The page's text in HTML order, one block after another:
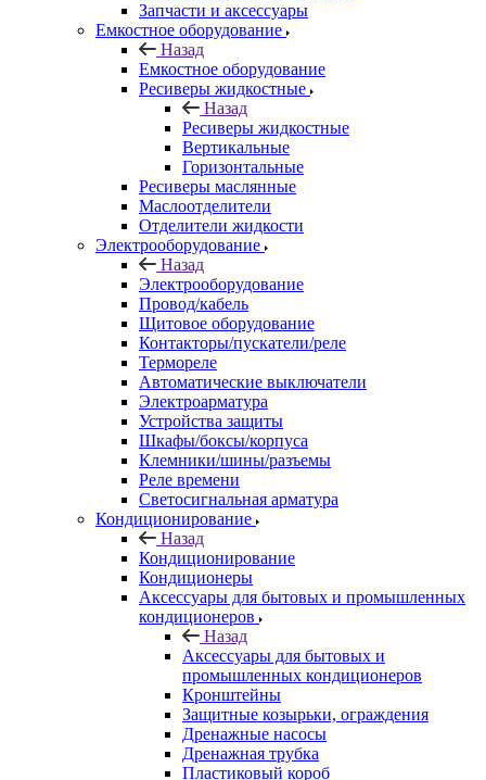
Запчасти и аксессуары
Емкостное оборудование
Назад
Емкостное оборудование
Ресиверы жидкостные
Назад
Ресиверы жидкостные
Вертикальные
Горизонтальные
Ресиверы маслянные
Маслоотделители
Отделители жидкости
Электрооборудование
Назад
Электрооборудование
Провод/кабель
Щитовое оборудование
Контакторы/пускатели/реле
Термореле
Автоматические выключатели
Электроарматура
Устройства защиты
Шкафы/боксы/корпуса
Клемники/шины/разъемы
Реле времени
Светосигнальная арматура
Кондиционирование
Назад
Кондиционирование
Кондиционеры
Аксессуары для бытовых и промышленных
кондиционеров
Назад
Аксессуары для бытовых и
промышленных кондиционеров
Кронштейны
Защитные козырьки, ограждения
Дренажные насосы
Дренажная трубка
Пластиковый короб